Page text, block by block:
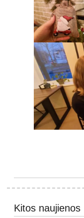
Kitos naujienos